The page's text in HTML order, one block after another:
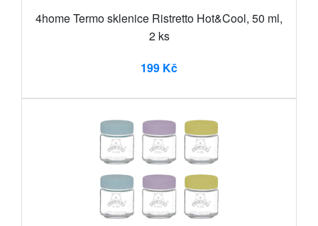
4home Termo sklenice Ristretto Hot&Cool, 50 ml,
2 ks
199 Kč